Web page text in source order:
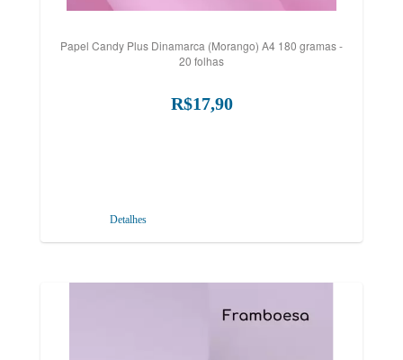
Papel Candy Plus Dinamarca (Morango) A4 180 gramas -
20 folhas
R$17,90
Detalhes